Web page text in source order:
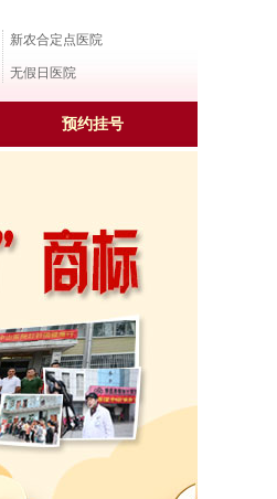
新农合定点医院
无假日医院
预约挂号